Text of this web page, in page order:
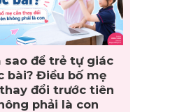
sao để trẻ tự giác
bài? Điều bố mẹ
đổi trước tiên
phải là con